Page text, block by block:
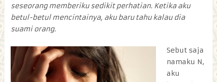
seseorang memberiku sedikit perhatian. Ketika aku
betul-betul mencintainya, aku baru tahu kalau dia
suami orang.
Sebut saja
namaku N,
aku